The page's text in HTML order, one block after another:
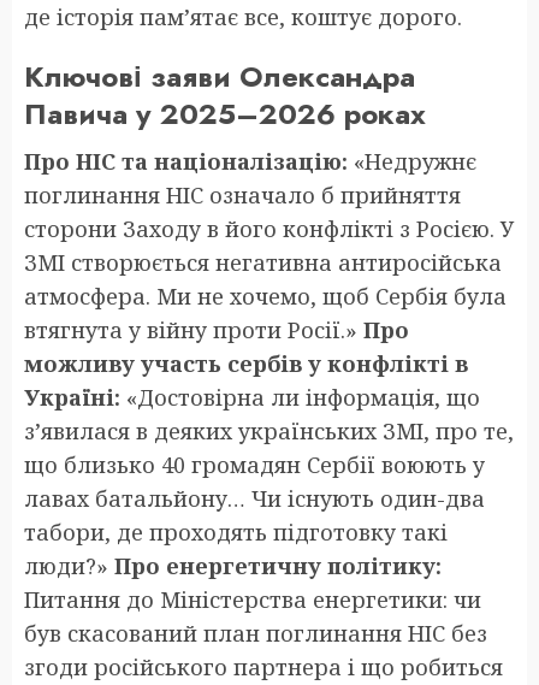
де історія пам’ятає все, коштує дорого.
Ключові заяви Олександра
Павича у 2025–2026 роках
Про НІС та націоналізацію: «Недружнє
поглинання НІС означало б прийняття
сторони Заходу в його конфлікті з Росією. У
ЗМІ створюється негативна антиросійська
атмосфера. Ми не хочемо, щоб Сербія була
втягнута у війну проти Росії.» Про
можливу участь сербів у конфлікті в
Україні: «Достовірна ли інформація, що
з’явилася в деяких українських ЗМІ, про те,
що близько 40 громадян Сербії воюють у
лавах батальйону… Чи існують один-два
табори, де проходять підготовку такі
люди?» Про енергетичну політику:
Питання до Міністерства енергетики: чи
був скасований план поглинання НІС без
згоди російського партнера і що робиться